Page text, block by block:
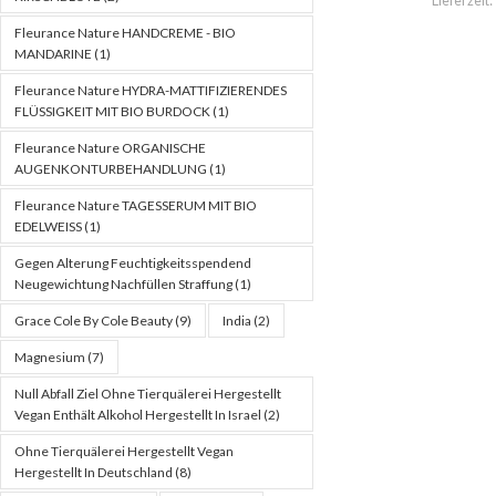
Fleurance Nature HANDCREME - BIO
MANDARINE (1)
Fleurance Nature HYDRA-MATTIFIZIERENDES
FLÜSSIGKEIT MIT BIO BURDOCK(1)
Fleurance Nature ORGANISCHE
AUGENKONTURBEHANDLUNG (1)
Fleurance Nature TAGESSERUM MIT BIO
EDELWEISS(1)
Gegen Alterung Feuchtigkeitsspendend
Neugewichtung Nachfüllen Straffung(1)
Grace Cole By Cole Beauty(9) India (2)
Magnesium (7)
Null Abfall Ziel Ohne Tierquälerei Hergestellt
Vegan Enthält Alkohol Hergestellt In Israel (2)
Ohne Tierquälerei Hergestellt Vegan
Hergestellt In Deutschland (8)